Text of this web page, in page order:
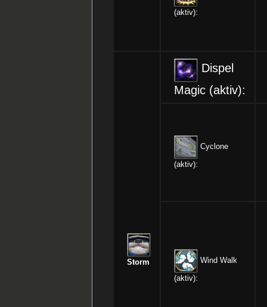
(aktiv):
Storm
Dispel
Magic (aktiv):
Cyclone
(aktiv):
Wind Walk
(aktiv):